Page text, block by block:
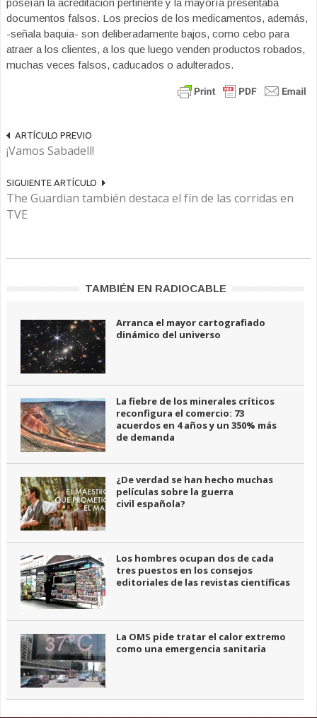
poseían la acreditación pertinente y la mayoría presentaba
documentos falsos. Los precios de los medicamentos, además,
-señala baquia- son deliberadamente bajos, como cebo para
atraer a los clientes, a los que luego venden productos robados,
muchas veces falsos, caducados o adulterados.
ARTÍCULO PREVIO
¡Vamos Sabadell!
SIGUIENTE ARTÍCULO
The Guardian también destaca el fín de las corridas en
TVE
TAMBIÉN EN RADIOCABLE
Arranca el mayor cartografiado
dinámico del universo
La fiebre de los minerales críticos
reconfigura el comercio: 73
acuerdos en 4 años y un 350% más
de demanda
¿De verdad se han hecho muchas
películas sobre la guerra
civil española?
Los hombres ocupan dos de cada
tres puestos en los consejos
editoriales de las revistas científicas
La OMS pide tratar el calor extremo
como una emergencia sanitaria